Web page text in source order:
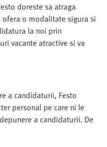
doreste sa atraga
o modalitate sigura si
la noi prin
vacante atractive si va
a candidaturii, Festo
personal pe care ni le
a candidaturii. De